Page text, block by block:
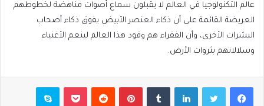
عالم التكنولوجيا في العالم لا يقبلون سماع أصوات مناهضة لخطوطهم
العريضة القائمة على أن ذكاء العنصر الأبيض يفوق ذكاء أصحاب
البشرات الأخرى، وأن الفقراء هم وقود هذا العالم لينعم الأغنياء
وسلالاتهم بثروات الأرض.
فيسبوكتويتر لينكدإن بينتيريست بوكيت سكايب